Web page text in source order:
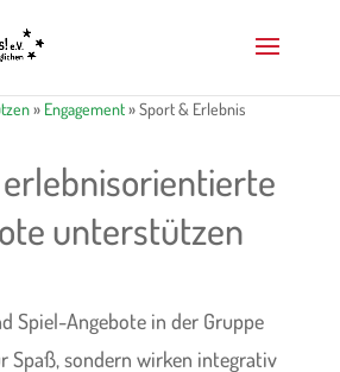
» Engagement»Sport & Erlebnis
unterstützen
Spiel-Angebote in der Gruppe
Spaß, sondern wirken integrativ